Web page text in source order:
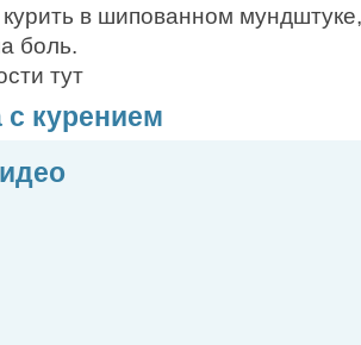
курить в шипованном
боль.
тут
курением